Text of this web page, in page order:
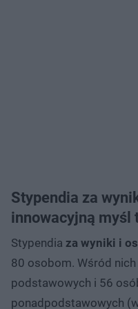
Stypendia za
innowacyjną myśl
Stypendia za wyniki i
80 osobom. Wśród
podstawowych i 56
ponadpodstawowych